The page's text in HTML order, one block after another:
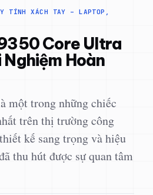
TÍNH XÁCH TAY – LAPTOP ,
Core Ultra
Hoàn
một trong những chiếc
trên thị trường công
kế sang trọng và hiệu
thu hút được sự quan tâm